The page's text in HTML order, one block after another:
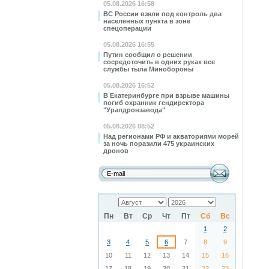
05.08.2026 16:58
ВС России взяли под контроль два
населенных пункта в зоне
спецоперации
05.08.2026 16:55
Путин сообщил о решении
сосредоточить в одних руках все
службы тыла Минобороны
05.08.2026 16:52
В Екатеринбурге при взрыве машины
погиб охранник гендиректора
"Уралдронзавода"
05.08.2026 08:52
Над регионами РФ и акваториями морей
за ночь поразили 475 украинских
дронов
Пн Вт Ср Чт Пт Сб Вс
1
2
3
4 5 6 7 8
9
10
11 12 13 14 15
16